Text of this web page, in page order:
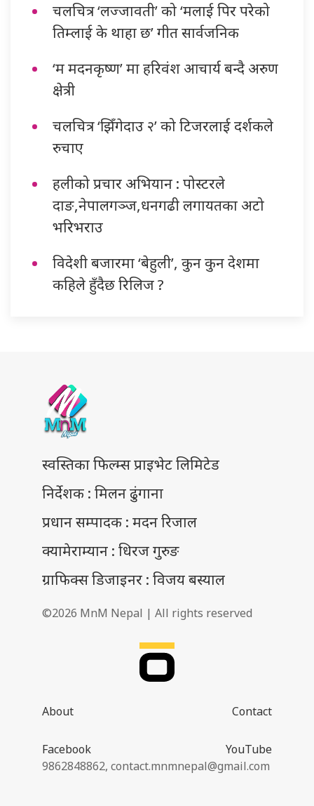
चलचित्र ‘लज्जावती’ को ‘मलाई पिर परेको
तिम्लाई के थाहा छ’ गीत सार्वजनिक
‘म मदनकृष्ण’ मा हरिवंश आचार्य बन्दै अरुण
क्षेत्री
चलचित्र ‘झिँगेदाउ २’ को टिजरलाई दर्शकले
रुचाए
हलीको प्रचार अभियान : पोस्टरले
दाङ,नेपालगञ्ज,धनगढी लगायतका अटो
भरिभराउ
विदेशी बजारमा ‘बेहुली’, कुन कुन देशमा
कहिले हुँदैछ रिलिज ?
स्वस्तिका फिल्म्स प्राइभेट लिमिटेड
निर्देशक : मिलन ढुंगाना
प्रधान सम्पादक : मदन रिजाल
क्यामेराम्यान : धिरज गुरुङ
ग्राफिक्स डिजाइनर : विजय बस्याल
©2026 MnM Nepal | All rights reserved
About Contact
Facebook
YouTube
9862848862, contact.mnmnepal@gmail.com